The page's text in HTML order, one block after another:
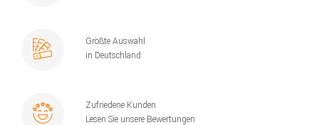
Größte Auswahl
in Deutschland
Zufriedene Kunden
Lesen Sie unsere Bewertungen